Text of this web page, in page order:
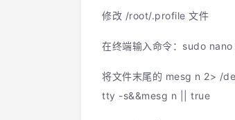
修改 /root/.profile 文件
在终端输入命令：sudo
将文件末尾的 mesg n 2> /
tty -s&&mesg n || true